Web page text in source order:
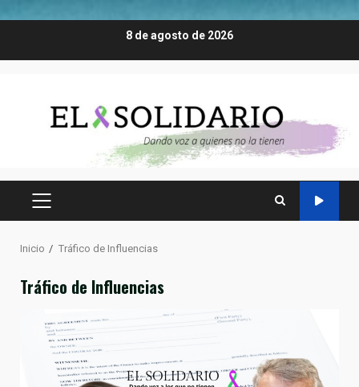
8 de agosto de 2026
MENÚ
Inicio Tráfico de Influencias
Tráfico de Influencias